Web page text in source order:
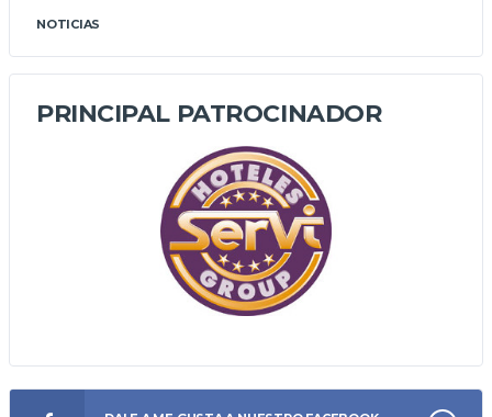
NOTICIAS
PRINCIPAL PATROCINADOR